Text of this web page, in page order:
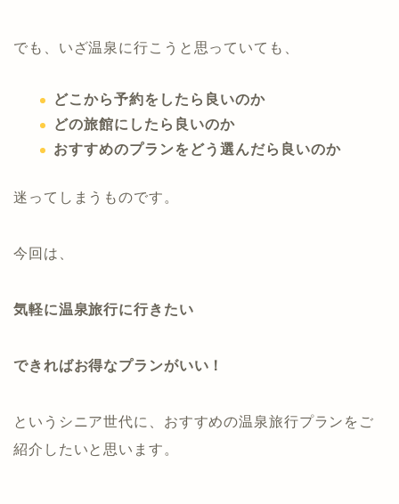
でも、いざ温泉に行こうと思っていても、
どこから予約をしたら良いのか
どの旅館にしたら良いのか
おすすめのプランをどう選んだら良いのか
迷ってしまうものです。
今回は、
気軽に温泉旅行に行きたい
できればお得なプランがいい！
というシニア世代に、おすすめの温泉旅行プランをご
紹介したいと思います。